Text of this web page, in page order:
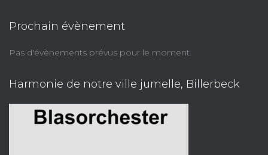
Prochain évènement
Pas d'évènements prévus pour le moment.
Harmonie de notre ville jumelle, Billerbeck